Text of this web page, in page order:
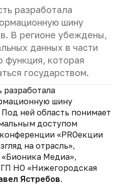
разработала
шину
В регионе убеждены,
данных в части
функция, которая
государством.
шину
ней область понимает
доступом
«PROекции
на отрасль»,
Медиа»,
ГП НО «Нижегородская
Ястребов.